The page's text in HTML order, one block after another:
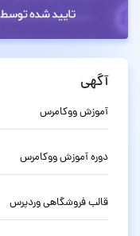
آگهی
آموزش ووکامرس
دوره آموزش ووکامرس
قالب فروشگاهی وردپرس